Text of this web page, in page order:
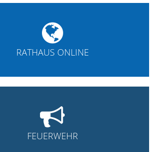

RATHAUS ONLINE

FEUERWEHR